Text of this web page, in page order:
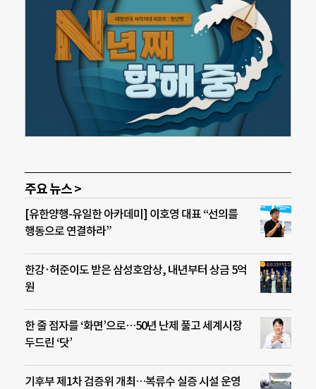
주요 뉴스 >
[유한양행-유일한 아카데미] 이호영 대표 “선의를
행동으로 연결하라”
한강·허준이도 받은 삼성호암상, 내년부터 상금 5억
원
한 줄 점자를 ‘화면’으로…50년 난제 풀고 세계시장
두드린 ‘닷’
기후부 제1차 검증위 개최…복류수 실증 시설 운영